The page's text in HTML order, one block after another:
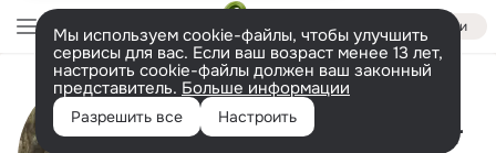
Войти
Мы используем cookie-файлы, чтобы улучшить
сервисы для вас. Если ваш возраст менее 13 лет,
настроить cookie-файлы должен ваш законный
представитель. Больше информации
Разрешить все Настроить
Исполнитель
Die Ritter der Feder